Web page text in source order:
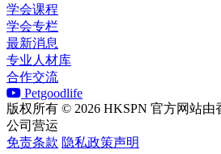
学会课程
学会专栏
最新消息
专业人材库
合作交流
Petgoodlife
版权所有 ©️ 2026 HKSPN 官方网站
公司营运
免责条款 隐私政策声明